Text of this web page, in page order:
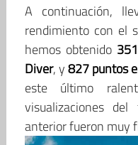
A continuación,
rendimiento con el
hemos obtenido
Diver, y827 puntos
este último
visualizaciones
anterior fueron muy